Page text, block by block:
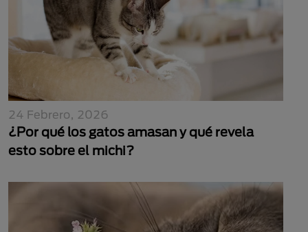
24 Febrero, 2026
¿Por qué los gatos amasan y qué revela
esto sobre el michi?